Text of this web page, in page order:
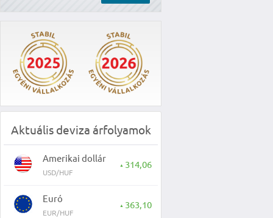
Aktuális deviza árfolyamok
Amerikai dollár
USD/HUF
▲ 314,06
Euró
EUR/HUF
▲ 363,10